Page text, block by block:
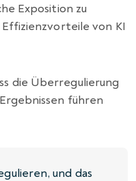
Exposition zu
von KI
die Überregulierung
führen
und das